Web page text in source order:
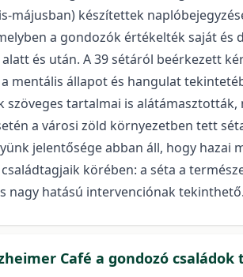
májusban) készítettek
a gondozók értékelték saját
és után. A 39 sétáról beérkezett
mentális állapot és hangulat
szöveges tartalmai is
a városi zöld környezetben tett
jelentősége abban áll, hogy
körében: a séta a
nagy hatású intervenciónak tekinthető.
Café a gondozó